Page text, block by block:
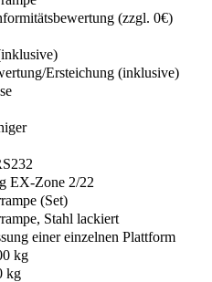
(zzgl. 0€)
Ersteichung (inklusive)
EX-Zone 2/22
(Set)
Stahl lackiert
einer einzelnen Plattform
kg
kg